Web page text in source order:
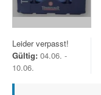
Leider verpasst!
Gültig: 04.06. -
10.06.